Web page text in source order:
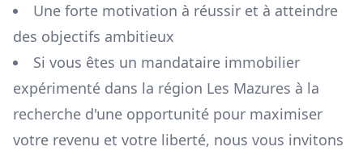
Une forte motivation à réussir et à atteindre
des objectifs ambitieux
Si vous êtes un mandataire immobilier
expérimenté dans la région Les Mazures à la
recherche d'une opportunité pour maximiser
votre revenu et votre liberté, nous vous invitons